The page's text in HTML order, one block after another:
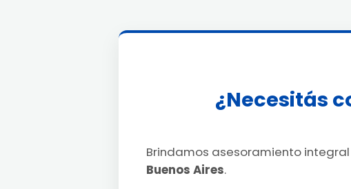
¿Necesitás
Brindamos asesoramiento
Buenos Aires.